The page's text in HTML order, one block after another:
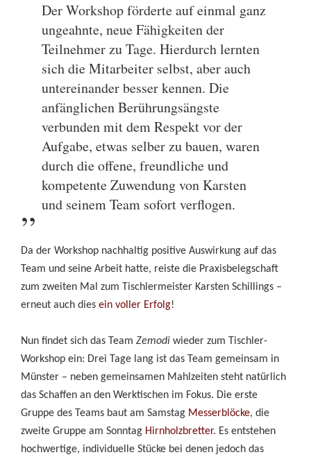
Neue Werkstatt-Adresse !
Hans-Geiger-Strasse 33
48291 Münster-Telgte
In der Tischlerei Brandmann
info@tischler-schillings.de
Newsletter Impressum
Datenschutzerklärung
Stornobedingungen und Spendenregelung
Suche Sitemap
Der Workshop förderte auf einmal ganz
ungeahnte, neue Fähigkeiten der
Teilnehmer zu Tage. Hierdurch lernten
sich die Mitarbeiter selbst, aber auch
untereinander besser kennen. Die
anfänglichen Berührungsängste
verbunden mit dem Respekt vor der
Aufgabe, etwas selber zu bauen, waren
durch die offene, freundliche und
kompetente Zuwendung von Karsten
und seinem Team sofort verflogen.
Da der Workshop nachhaltig positive Auswirkung auf das
Team und seine Arbeit hatte, reiste die Praxisbelegschaft
zum zweiten Mal zum Tischlermeister Karsten Schillings –
erneut auch dies ein voller Erfolg!
Nun findet sich das Team Zemodi wieder zum Tischler-
Workshop ein: Drei Tage lang ist das Team gemeinsam in
Münster – neben gemeinsamen Mahlzeiten steht natürlich
das Schaffen an den Werktischen im Fokus. Die erste
Gruppe des Teams baut am Samstag Messerblöcke, die
zweite Gruppe am Sonntag Hirnholzbretter. Es entstehen
hochwertige, individuelle Stücke bei denen jedoch das